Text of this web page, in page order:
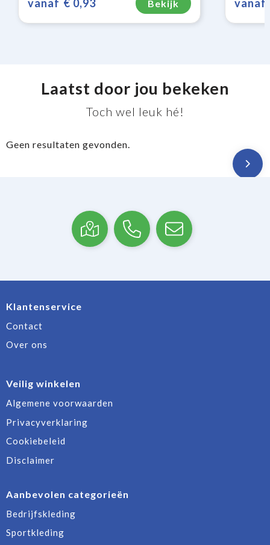
vanaf € 0,93 Bekijk vanaf
Laatst door jou bekeken
Toch wel leuk hé!
Geen resultaten gevonden.
Klantenservice
Contact
Over ons
Veilig winkelen
Algemene voorwaarden
Privacyverklaring
Cookiebeleid
Disclaimer
Aanbevolen categorieën
Bedrijfskleding
Sportkleding